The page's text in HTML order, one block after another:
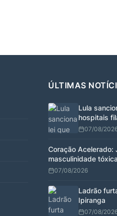
ÚLTIMAS
Lula
hospitais
07/08/
Coração Acelerado:
masculinidade tóxica
07/08/2026
Ladrão
Ipiranga
07/08/